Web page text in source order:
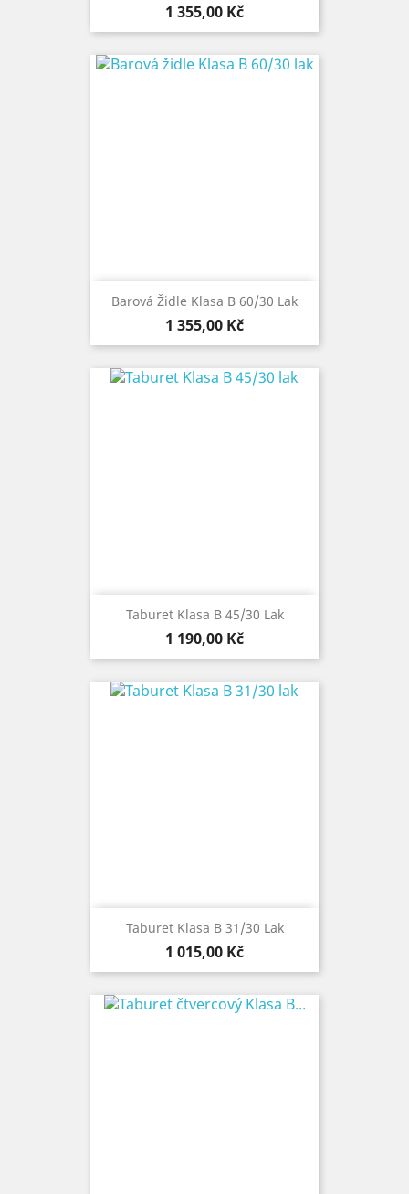
Cena
1 355,00 Kč
Barová Židle Klasa B 60/30 Lak
Cena
1 355,00 Kč
Taburet Klasa B 45/30 Lak
Cena
1 190,00 Kč
Taburet Klasa B 31/30 Lak
Cena
1 015,00 Kč